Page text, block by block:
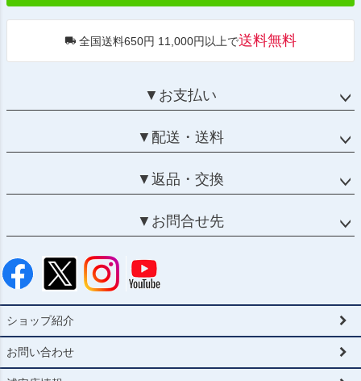
全国送料650円 11,000円以上で送料無料
▼お支払い
▼配送・送料
▼返品・交換
▼お問合せ先
ショップ紹介
お問い合わせ